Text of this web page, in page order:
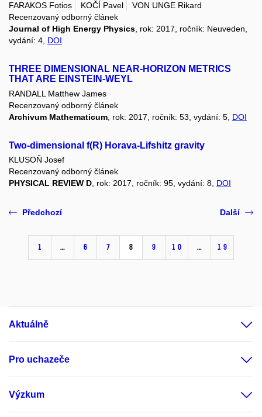
FARAKOS Fotios KOČÍ Pavel
VON UNGE Rikard
Recenzovaný odborný článek
Journal of High Energy Physics, rok: 2017, ročník: Neuveden,
vydání: 4, DOI
THREE DIMENSIONAL NEAR-HORIZON METRICS
THAT ARE EINSTEIN-WEYL
RANDALL Matthew James
Recenzovaný odborný článek
Archivum Mathematicum , rok: 2017, ročník: 53, vydání: 5, DOI
Two-dimensional f(R) Horava-Lifshitz gravity
KLUSOŇ Josef
Recenzovaný odborný článek
PHYSICAL REVIEW D , rok: 2017, ročník: 95, vydání: 8, DOI
Předchozí
1 … 6 7 8 9 10 … 19
Další
Aktuálně
Pro uchazeče
Výzkum